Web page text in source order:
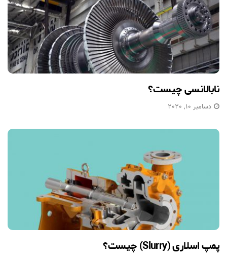
نابالانسی چیست؟
دسامبر 10, 2020
پمپ اسلاری (Slurry) چیست؟